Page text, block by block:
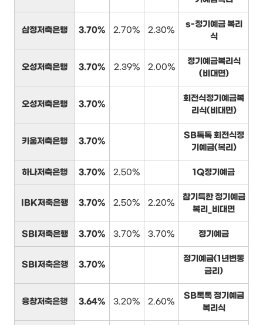
삼정저축은행 3.70% 2.70% 2.30%
s-정기예금 복리
식
오성저축은행 3.70% 2.39% 2.00%
정기예금복리식
(비대면)
오성저축은행 3.70%
회전식정기예금복
리식(비대면)
키움저축은행 3.70%
SB톡톡 회전식정
기예금(복리)
하나저축은행 3.70% 2.50% 1Q정기예금
IBK저축은행 3.70% 2.50% 2.20%
참기특한 정기예금
복리_비대면
SBI저축은행 3.70% 3.70% 3.70% 정기예금
SBI저축은행 3.70%
정기예금(1년변동
금리)
융창저축은행 3.64% 3.20% 2.60%
SB톡톡 정기예금
복리식